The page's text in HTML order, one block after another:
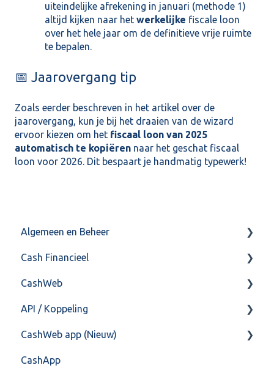
uiteindelijke afrekening in januari (methode 1)
altijd kijken naar het werkelijke fiscale loon
over het hele jaar om de definitieve vrije ruimte
te bepalen.
📅 Jaarovergang tip
Zoals eerder beschreven in het artikel over de
jaarovergang, kun je bij het draaien van de wizard
ervoor kiezen om het fiscaal loon van 2025
automatisch te kopiëren naar het geschat fiscaal
loon voor 2026. Dit bespaart je handmatig typewerk!
Algemeen en Beheer
Bank(koppeling)
Import/Export
Postbus
Training & Consultancy
Overig
Cash Financieel
Boekhoud
Fiscaal
Overig
CashWeb
CashHero Layout
Mailen vanuit CASHWeb
Algemeen gebruik
API / Koppeling
Algemeen
Api 3.0 (SOAP API)
CashWeb app (Nieuw)
Veel gestelde vragen
CashApp